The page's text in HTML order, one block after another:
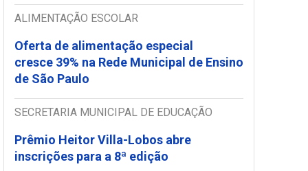
ALIMENTAÇÃO ESCOLAR
Oferta de alimentação especial
cresce 39% na Rede Municipal de Ensino
de São Paulo
SECRETARIA MUNICIPAL DE EDUCAÇÃO
Prêmio Heitor Villa-Lobos abre
inscrições para a 8ª edição